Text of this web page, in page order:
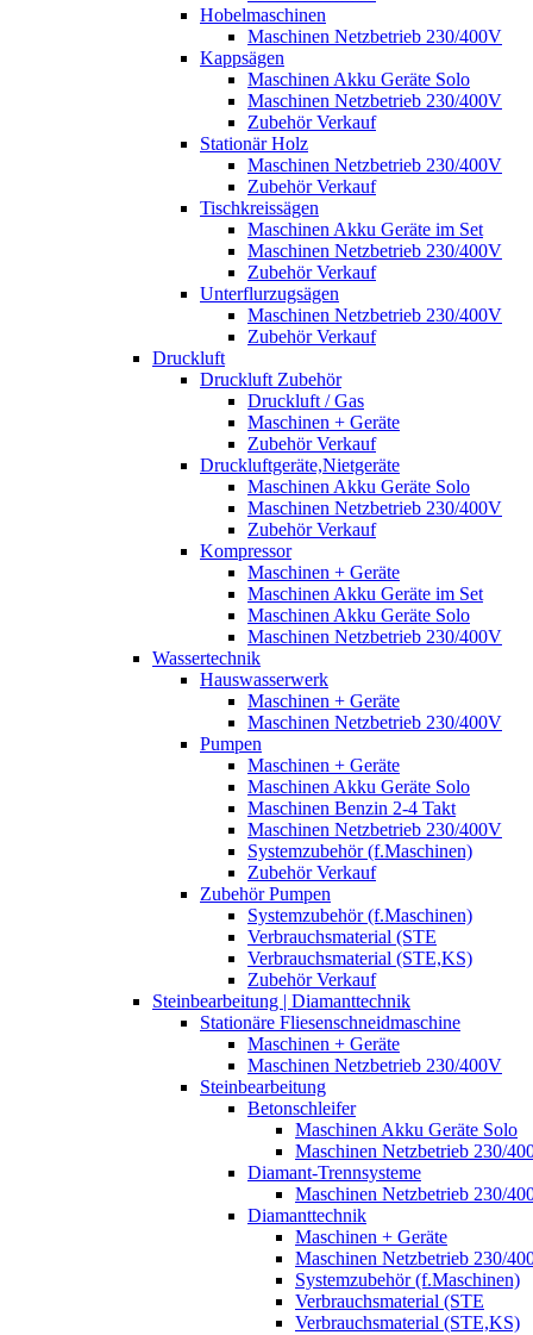
Hobelmaschinen
Maschinen Netzbetrieb 230/400V
Kappsägen
Maschinen Akku Geräte Solo
Maschinen Netzbetrieb 230/400V
Zubehör Verkauf
Stationär Holz
Maschinen Netzbetrieb 230/400V
Zubehör Verkauf
Tischkreissägen
Maschinen Akku Geräte im Set
Maschinen Netzbetrieb 230/400V
Zubehör Verkauf
Unterflurzugsägen
Maschinen Netzbetrieb 230/400V
Zubehör Verkauf
Druckluft
Druckluft Zubehör
Druckluft / Gas
Maschinen + Geräte
Zubehör Verkauf
Druckluftgeräte,Nietgeräte
Maschinen Akku Geräte Solo
Maschinen Netzbetrieb 230/400V
Zubehör Verkauf
Kompressor
Maschinen + Geräte
Maschinen Akku Geräte im Set
Maschinen Akku Geräte Solo
Maschinen Netzbetrieb 230/400V
Wassertechnik
Hauswasserwerk
Maschinen + Geräte
Maschinen Netzbetrieb 230/400V
Pumpen
Maschinen + Geräte
Maschinen Akku Geräte Solo
Maschinen Benzin 2-4 Takt
Maschinen Netzbetrieb 230/400V
Systemzubehör (f.Maschinen)
Zubehör Verkauf
Zubehör Pumpen
Systemzubehör (f.Maschinen)
Verbrauchsmaterial (STE
Verbrauchsmaterial (STE,KS)
Zubehör Verkauf
Steinbearbeitung | Diamanttechnik
Stationäre Fliesenschneidmaschine
Maschinen + Geräte
Maschinen Netzbetrieb 230/400V
Steinbearbeitung
Betonschleifer
Maschinen Akku Geräte Solo
Maschinen Netzbetrieb 230/
Diamant-Trennsysteme
Maschinen Netzbetrieb 230/
Diamanttechnik
Maschinen + Geräte
Maschinen Netzbetrieb 230/
Systemzubehör (f.Maschinen)
Verbrauchsmaterial (STE
Verbrauchsmaterial (STE,KS)